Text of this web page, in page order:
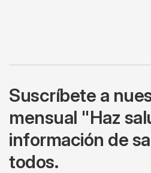
Suscríbete a
mensual "Haz
información de
todos.